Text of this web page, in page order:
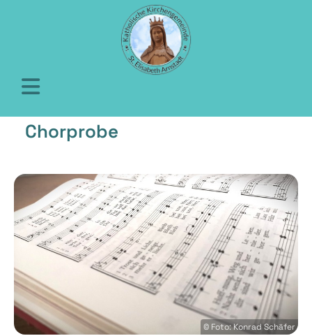
Chorprobe
© Foto: Konrad Schäfer